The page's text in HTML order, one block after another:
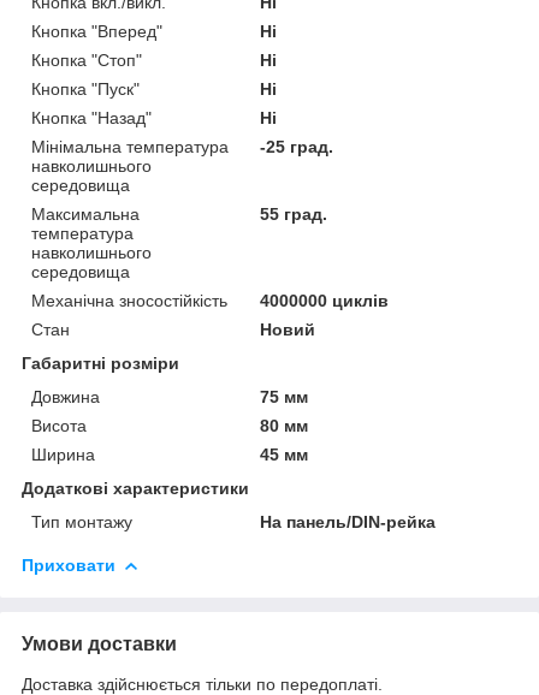
Кнопка "Вперед"
Ні
Кнопка "Стоп"
Ні
Кнопка "Пуск"
Ні
Кнопка "Назад"
Ні
Мінімальна температура
навколишнього
середовища
-25 град.
Максимальна
температура
навколишнього
середовища
55 град.
Механічна зносостійкість
4000000 циклів
Стан
Новий
Габаритні розміри
Довжина
75 мм
Висота
80 мм
Ширина
45 мм
Додаткові характеристики
Тип монтажу
На панель/DIN-рейка
Приховати
Умови доставки
Доставка здійснюється тільки по передоплаті.